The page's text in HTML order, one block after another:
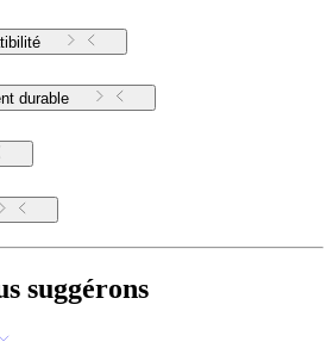
durable
suggérons